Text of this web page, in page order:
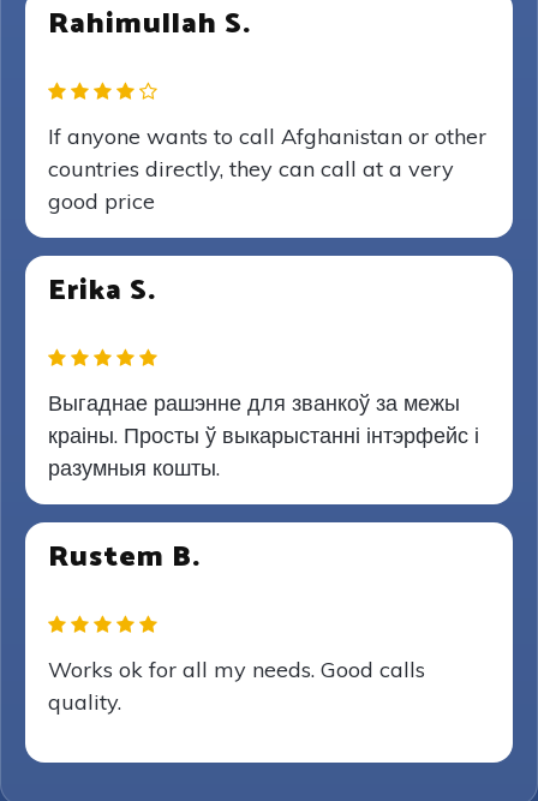
Rahimullah S.
If anyone wants to call Afghanistan or other
countries directly, they can call at a very
good price
Erika S.
Выгаднае рашэнне для званкоў за межы
краіны. Просты ў выкарыстанні інтэрфейс і
разумныя кошты.
Rustem B.
Works ok for all my needs. Good calls
quality.